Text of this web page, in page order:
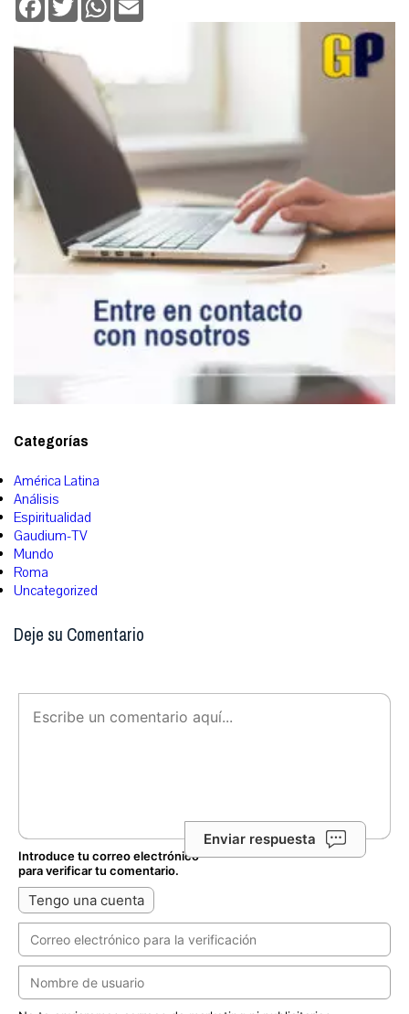
Categorías
América Latina
Análisis
Espiritualidad
Gaudium-TV
Mundo
Roma
Uncategorized
Deje su Comentario
Enviar respuesta
Introduce tu correo electrónico
para verificar tu comentario.
Tengo una cuenta